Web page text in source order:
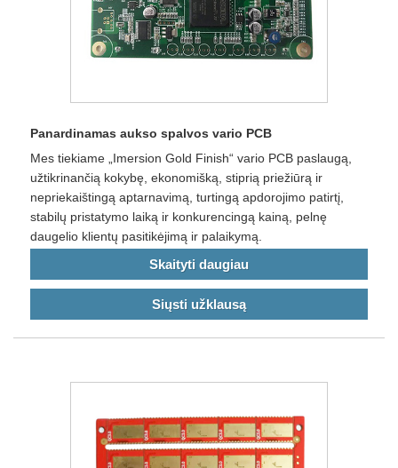
Panardinamas aukso spalvos vario PCB
Mes tiekiame „Imersion Gold Finish“ vario PCB paslaugą,
užtikrinančią kokybę, ekonomišką, stiprią priežiūrą ir
nepriekaištingą aptarnavimą, turtingą apdorojimo patirtį,
stabilų pristatymo laiką ir konkurencingą kainą, pelnę
daugelio klientų pasitikėjimą ir palaikymą.
Skaityti daugiau
Siųsti užklausą